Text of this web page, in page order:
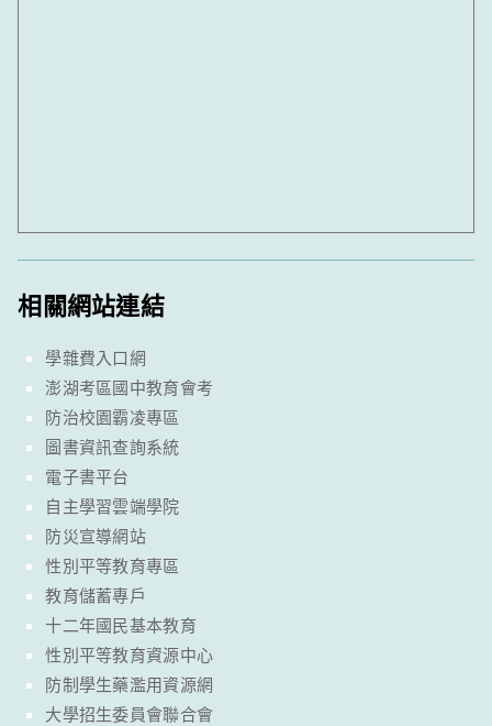
相關網站連結
學雜費入口網
澎湖考區國中教育會考
防治校園霸凌專區
圖書資訊查詢系統
電子書平台
自主學習雲端學院
防災宣導網站
性別平等教育專區
教育儲蓄專戶
十二年國民基本教育
性別平等教育資源中心
防制學生藥濫用資源網
大學招生委員會聯合會